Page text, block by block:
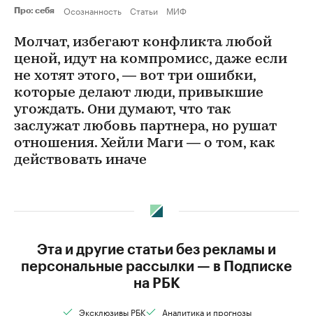
Про: себя Осознанность Статьи МИФ
Молчат, избегают конфликта любой
ценой, идут на компромисс, даже если
не хотят этого, — вот три ошибки,
которые делают люди, привыкшие
угождать. Они думают, что так
заслужат любовь партнера, но рушат
отношения. Хейли Маги — о том, как
действовать иначе
Эта и другие статьи без рекламы и
персональные рассылки — в Подписке
на РБК
Эксклюзивы РБК
Аналитика и прогнозы